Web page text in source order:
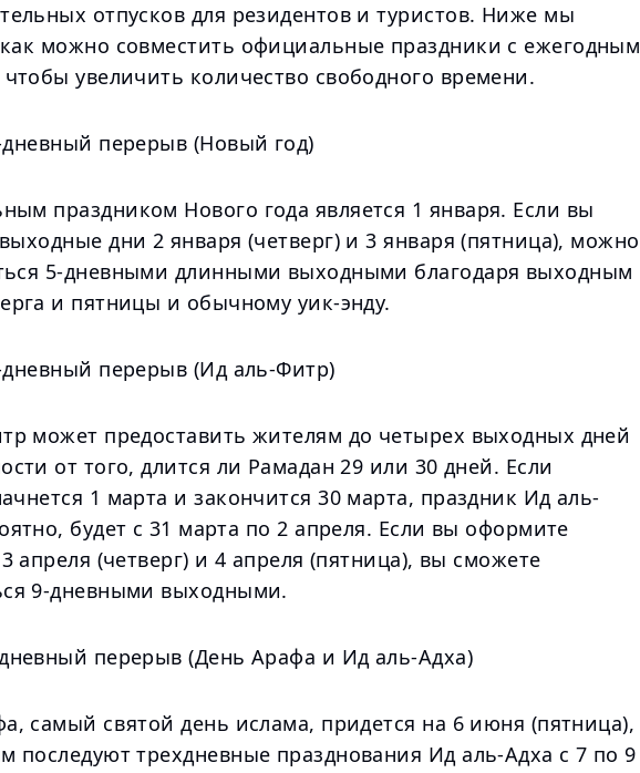
отпусков для резидентов и туристов. Ниже мы
можно совместить официальные праздники с ежегодным
чтобы увеличить количество свободного времени.
перерыв (Новый год)
праздником Нового года является 1 января. Если вы
дни 2 января (четверг) и 3 января (пятница), можно
5-дневными длинными выходными благодаря выходным
и пятницы и обычному уик-энду.
перерыв (Ид аль-Фитр)
может предоставить жителям до четырех выходных дней
от того, длится ли Рамадан 29 или 30 дней. Если
1 марта и закончится 30 марта, праздник Ид аль-
будет с 31 марта по 2 апреля. Если вы оформите
апреля (четверг) и 4 апреля (пятница), вы сможете
9-дневными выходными.
перерыв (День Арафа и Ид аль-Адха)
самый святой день ислама, придется на 6 июня (пятница),
последуют трехдневные празднования Ид аль-Адха с 7 по 9